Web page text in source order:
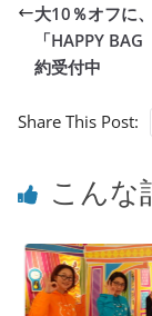
大10％オフに
「HAPPY
約受付中
Share This Post:
こんな